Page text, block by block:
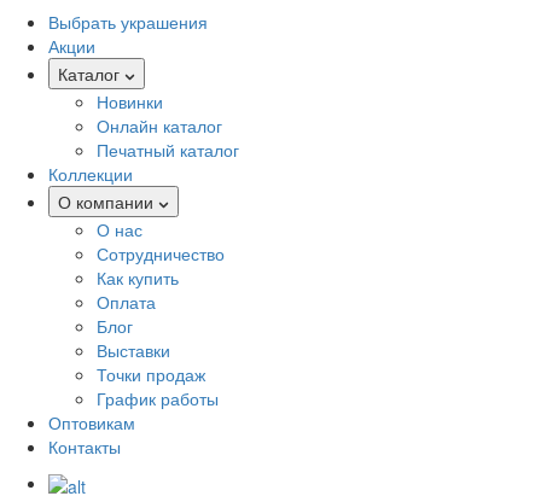
Выбрать украшения
Акции
Каталог
Новинки
Онлайн каталог
Печатный каталог
Коллекции
О компании
О нас
Сотрудничество
Как купить
Оплата
Блог
Выставки
Точки продаж
График работы
Оптовикам
Контакты